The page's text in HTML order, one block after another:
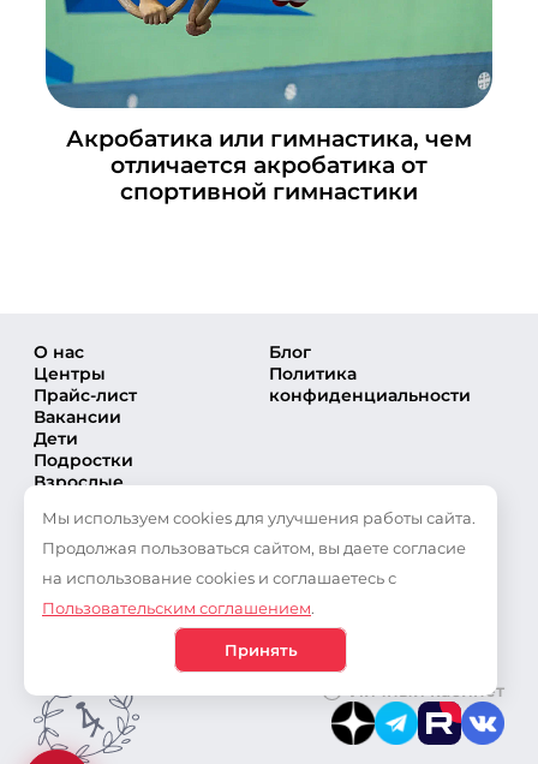
Акробатика или гимнастика, чем
отличается акробатика от
спортивной гимнастики
О нас
Центры
Прайс-лист
Вакансии
Дети
Подростки
Взрослые
Секции
Тренеры
Частые вопросы
Новости
Блог
Политика
конфиденциальности
Личный кабинет
Мы используем cookies для улучшения работы сайта.
Продолжая пользоваться сайтом, вы даете согласие
на использование cookies и соглашаетесь с
Пользовательским соглашением.
Принять